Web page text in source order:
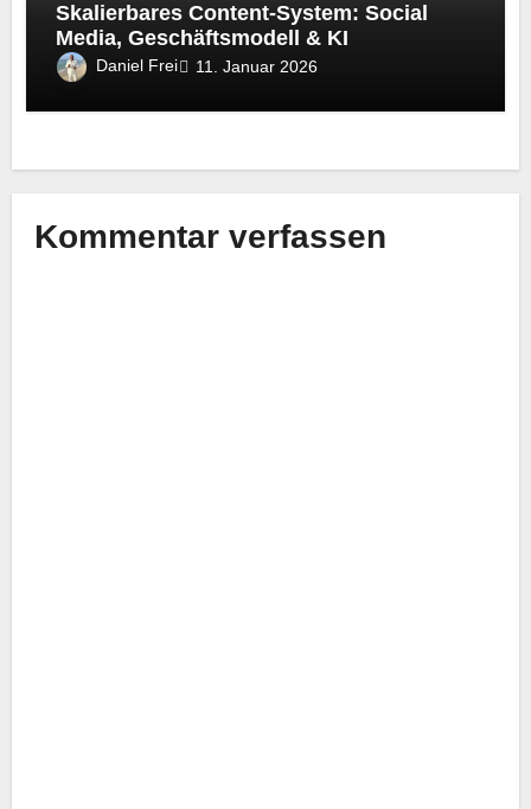
Skalierbares Content-System: Social
Media, Geschäftsmodell & KI
Daniel Frei 11. Januar 2026
Kommentar verfassen